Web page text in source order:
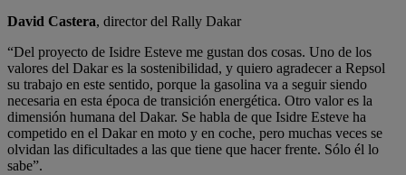
David Castera, director del Rally Dakar
“Del proyecto de Isidre Esteve me gustan dos cosas. Uno de los
valores del Dakar es la sostenibilidad, y quiero agradecer a Repsol
su trabajo en este sentido, porque la gasolina va a seguir siendo
necesaria en esta época de transición energética. Otro valor es la
dimensión humana del Dakar. Se habla de que Isidre Esteve ha
competido en el Dakar en moto y en coche, pero muchas veces se
olvidan las dificultades a las que tiene que hacer frente. Sólo él lo
sabe”.